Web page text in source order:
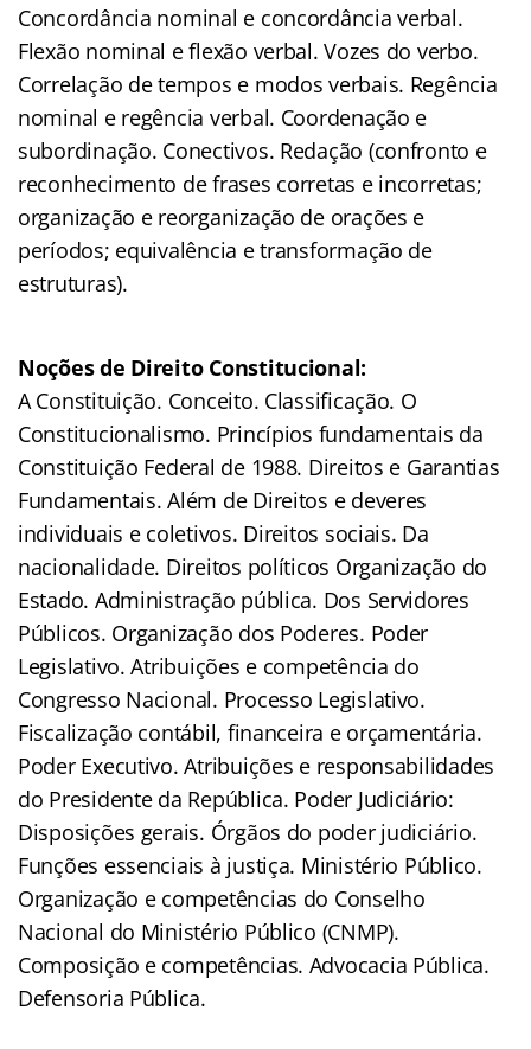
Concordância nominal e concordância verbal.
Flexão nominal e flexão verbal. Vozes do verbo.
Correlação de tempos e modos verbais. Regência
nominal e regência verbal. Coordenação e
subordinação. Conectivos. Redação (confronto e
reconhecimento de frases corretas e incorretas;
organização e reorganização de orações e
períodos; equivalência e transformação de
estruturas).
Noções de Direito Constitucional:
A Constituição. Conceito. Classificação. O
Constitucionalismo. Princípios fundamentais da
Constituição Federal de 1988. Direitos e Garantias
Fundamentais. Além de Direitos e deveres
individuais e coletivos. Direitos sociais. Da
nacionalidade. Direitos políticos Organização do
Estado. Administração pública. Dos Servidores
Públicos. Organização dos Poderes. Poder
Legislativo. Atribuições e competência do
Congresso Nacional. Processo Legislativo.
Fiscalização contábil, financeira e orçamentária.
Poder Executivo. Atribuições e responsabilidades
do Presidente da República. Poder Judiciário:
Disposições gerais. Órgãos do poder judiciário.
Funções essenciais à justiça. Ministério Público.
Organização e competências do Conselho
Nacional do Ministério Público (CNMP).
Composição e competências. Advocacia Pública.
Defensoria Pública.